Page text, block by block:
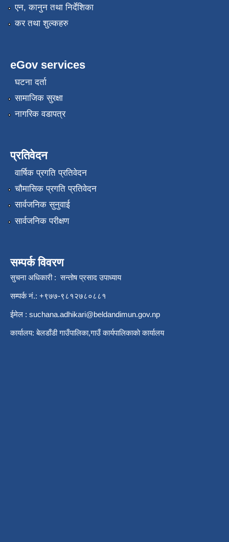
एन, कानुन तथा निर्देशिका
कर तथा शुल्कहरु
eGov services
घटना दर्ता
सामाजिक सुरक्षा
नागरिक वडापत्र
प्रतिवेदन
वार्षिक प्रगति प्रतिवेदन
चौमासिक प्रगति प्रतिवेदन
सार्वजनिक सुनुवाई
सार्वजनिक परीक्षण
सम्पर्क विवरण
सुचना अधिकारी : सन्तोष प्रसाद उपाध्याय
सम्पर्क नं.: +९७७-९८१२७८०८८१
ईमेल : suchana.adhikari@beldandimun.gov.np
कार्यालय: बेलडाँडी गाउँपालिका,गाउँ कार्यपालिकाकाे कार्यालय